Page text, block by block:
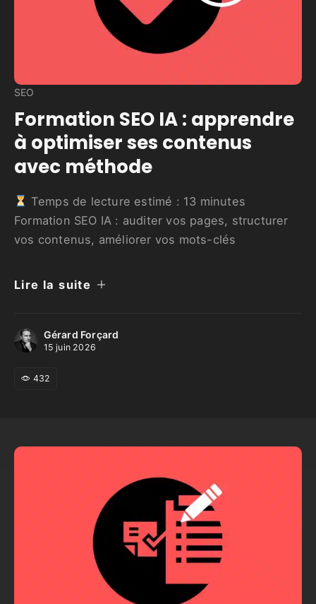
SEO
Formation SEO IA : apprendre
à optimiser ses contenus
avec méthode
Temps de lecture estimé : 13 minutes
Formation SEO IA : auditer vos pages, structurer
vos contenus, améliorer vos mots-clés
Lire la suite
Gérard Forçard
15 juin 2026
432